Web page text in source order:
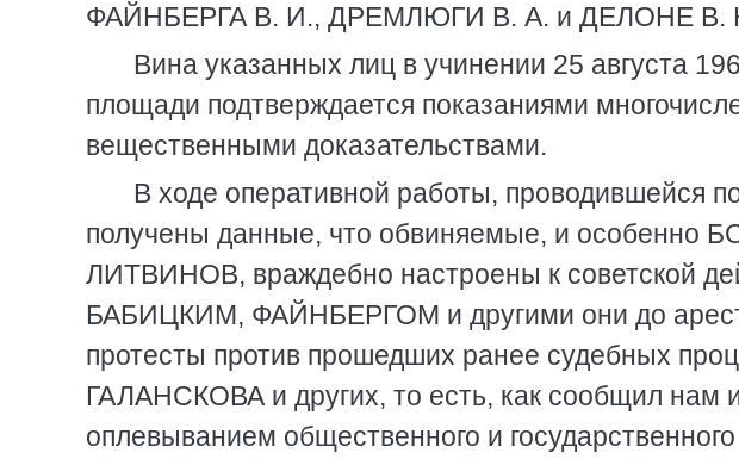
ФАЙНБЕРГА В. И., ДРЕМЛЮГИ В. А. и ДЕЛОНЕ В.
Вина указанных лиц в учинении 25 августа
площади подтверждается показаниями
вещественными доказательствами.
В ходе оперативной работы, проводившейся
получены данные, что обвиняемые, и особенно
ЛИТВИНОВ, враждебно настроены к советской
БАБИЦКИМ, ФАЙНБЕРГОМ и другими они до
протесты против прошедших ранее судебных
ГАЛАНСКОВА и других, то есть, как сообщил нам
оплевыванием общественного и